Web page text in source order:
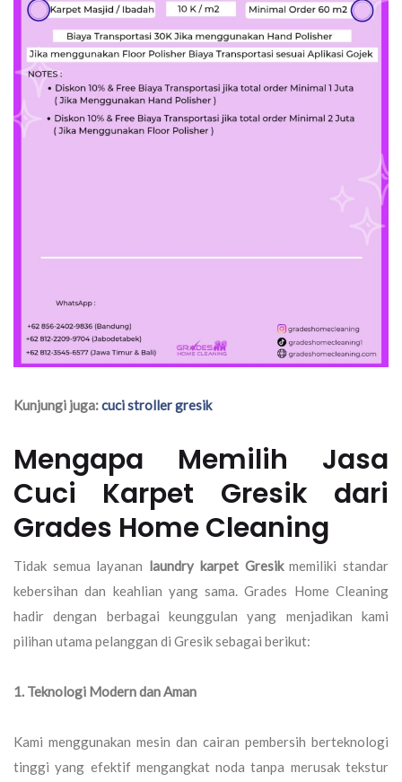
Kunjungi juga:cuci stroller gresik
Mengapa Memilih Jasa
Cuci Karpet Gresik dari
Grades Home Cleaning
Tidak semua layanan laundry karpet Gresikmemiliki standar
kebersihan dan keahlian yang sama. Grades Home Cleaning
hadir dengan berbagai keunggulan yang menjadikan kami
pilihan utama pelanggan di Gresik sebagai berikut:
1. Teknologi Modern dan Aman
Kami menggunakan mesin dan cairan pembersih berteknologi
tinggi yang efektif mengangkat noda tanpa merusak tekstur